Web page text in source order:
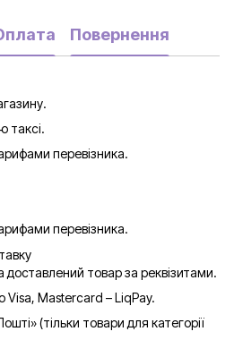
Повернення
таксі.
перевізника.
перевізника.
доставлений товар за реквізитами.
Mastercard – LiqPay.
(тільки товари для категорії